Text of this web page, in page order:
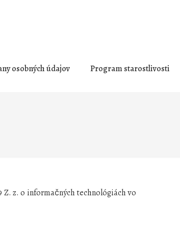
osobných údajov Program starostlivosti
z. o informačných technológiách vo